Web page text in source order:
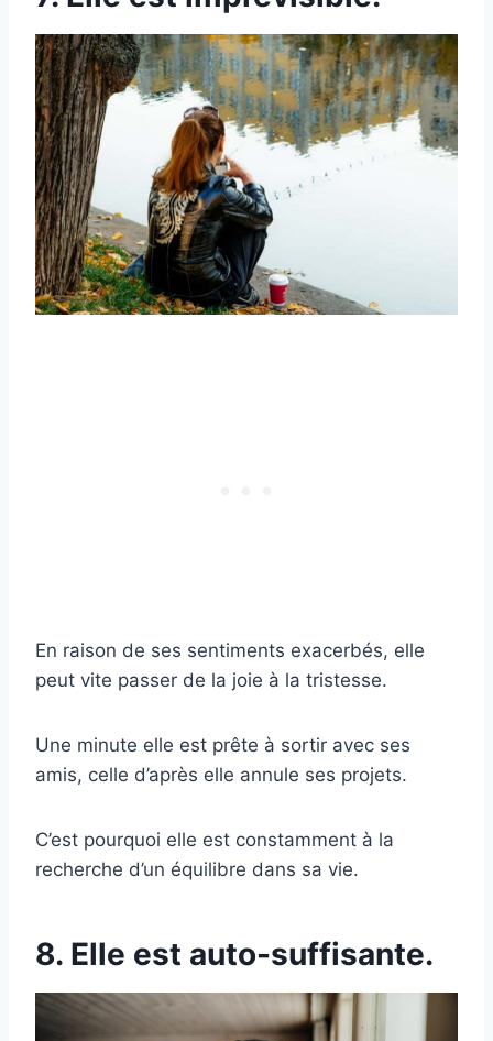
En raison de ses sentiments exacerbés, elle
peut vite passer de la joie à la tristesse.
Une minute elle est prête à sortir avec ses
amis, celle d’après elle annule ses projets.
C’est pourquoi elle est constamment à la
recherche d’un équilibre dans sa vie.
8. Elle est auto-suffisante.